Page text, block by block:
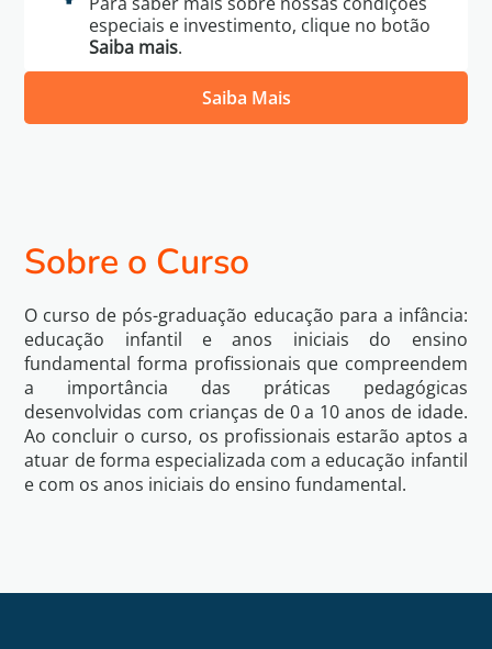
especiais e investimento, clique no botão
Saiba mais.
Saiba Mais
Quero Saber Mais
Sobre o Curso
O curso de pós-graduação educação para a infância:
educação infantil e anos iniciais do ensino
fundamental forma profissionais que compreendem
a importância das práticas pedagógicas
desenvolvidas com crianças de 0 a 10 anos de idade.
Ao concluir o curso, os profissionais estarão aptos a
atuar de forma especializada com a educação infantil
e com os anos iniciais do ensino fundamental.